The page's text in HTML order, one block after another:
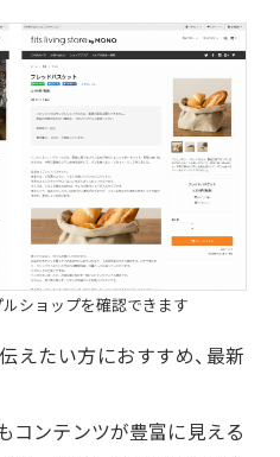
ショップを確認できます
えたい方におすすめ、最新
コンテンツが豊富に見える